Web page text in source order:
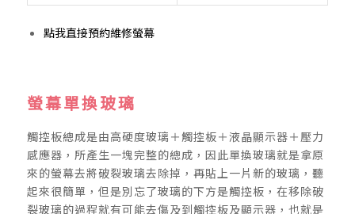
點我直接預約維修螢幕
螢幕單換玻璃
觸控板總成是由高硬度玻璃＋觸控板＋液晶顯示器＋壓力
感應器，所產生一塊完整的總成，因此單換玻璃就是拿原
來的螢幕去將破裂玻璃去除掉，再貼上一片新的玻璃，聽
起來很簡單，但是別忘了玻璃的下方是觸控板，在移除破
裂玻璃的過程就有可能去傷及到觸控板及顯示器，也就是